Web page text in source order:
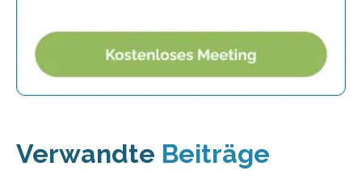
Verwandte Beiträge